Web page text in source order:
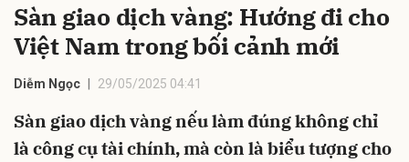
Sàn giao dịch vàng: Hướng đi cho
Việt Nam trong bối cảnh mới
Diễm Ngọc 29/05/2025 04:41
Sàn giao dịch vàng nếu làm đúng không chỉ
là công cụ tài chính, mà còn là biểu tượng cho
Hủy